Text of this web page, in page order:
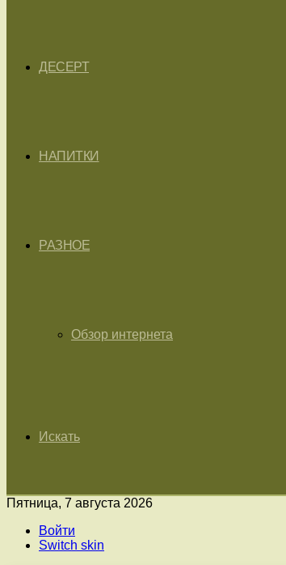
ДЕСЕРТ
НАПИТКИ
РАЗНОЕ
Обзор интернета
Искать
Пятница, 7 августа 2026
Войти
Switch skin